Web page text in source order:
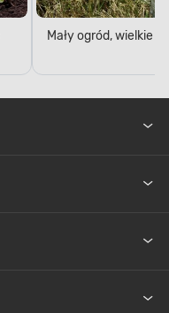
Mały ogród, wielkie